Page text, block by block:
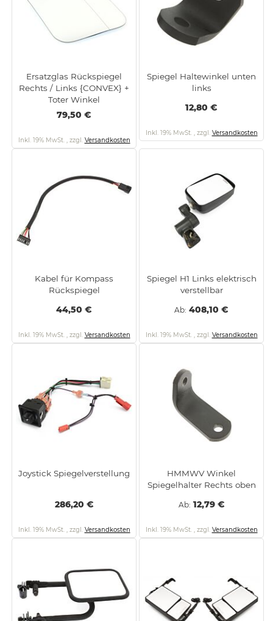
Ersatzglas Rückspiegel
Rechts / Links {CONVEX} +
Toter Winkel
79,50 €
Inkl. 19% MwSt. , zzgl. Versandkosten
Spiegel Haltewinkel unten
links
12,80 €
Inkl. 19% MwSt. , zzgl. Versandkosten
Kabel für Kompass
Rückspiegel
44,50 €
Inkl. 19% MwSt. , zzgl. Versandkosten
Spiegel H1 Links elektrisch
verstellbar
Ab 408,10 €
Inkl. 19% MwSt. , zzgl. Versandkosten
Joystick Spiegelverstellung
286,20 €
Inkl. 19% MwSt. , zzgl. Versandkosten
HMMWV Winkel
Spiegelhalter Rechts oben
Ab 12,79 €
Inkl. 19% MwSt. , zzgl. Versandkosten